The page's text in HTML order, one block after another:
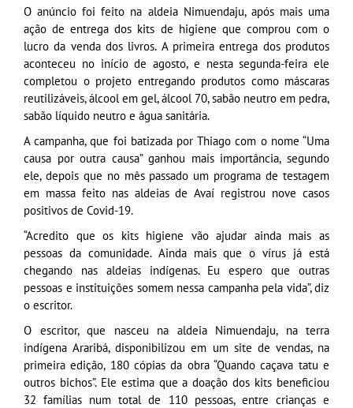
O anúncio foi feito na aldeia Nimuendaju, após mais uma
ação de entrega dos kits de higiene que comprou com o
lucro da venda dos livros. A primeira entrega dos produtos
aconteceu no início de agosto, e nesta segunda-feira ele
completou o projeto entregando produtos como máscaras
reutilizáveis, álcool em gel, álcool 70, sabão neutro em pedra,
sabão líquido neutro e água sanitária.
A campanha, que foi batizada por Thiago com o nome “Uma
causa por outra causa” ganhou mais importância, segundo
ele, depois que no mês passado um programa de testagem
em massa feito nas aldeias de Avaí registrou nove casos
positivos de Covid-19.
“Acredito que os kits higiene vão ajudar ainda mais as
pessoas da comunidade. Ainda mais que o vírus já está
chegando nas aldeias indígenas. Eu espero que outras
pessoas e instituições somem nessa campanha pela vida”, diz
o escritor.
O escritor, que nasceu na aldeia Nimuendaju, na terra
indígena Araribá, disponibilizou em um site de vendas, na
primeira edição, 180 cópias da obra “Quando caçava tatu e
outros bichos”. Ele estima que a doação dos kits beneficiou
32 famílias num total de 110 pessoas, entre crianças e